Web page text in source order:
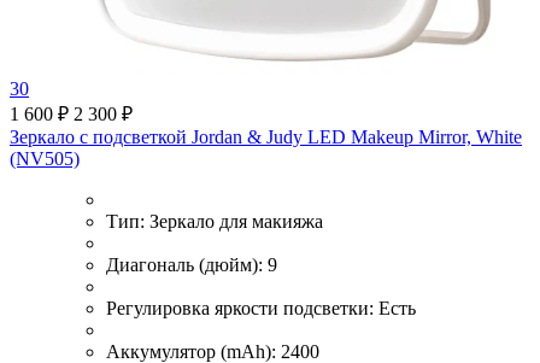
30
1 600 ₽ 2 300 ₽
Зеркало с подсветкой Jordan & Judy LED Makeup Mirror, White
(NV505)
Тип: Зеркало для макияжа
Диагональ (дюйм): 9
Регулировка яркости подсветки: Есть
Аккумулятор (mAh): 2400